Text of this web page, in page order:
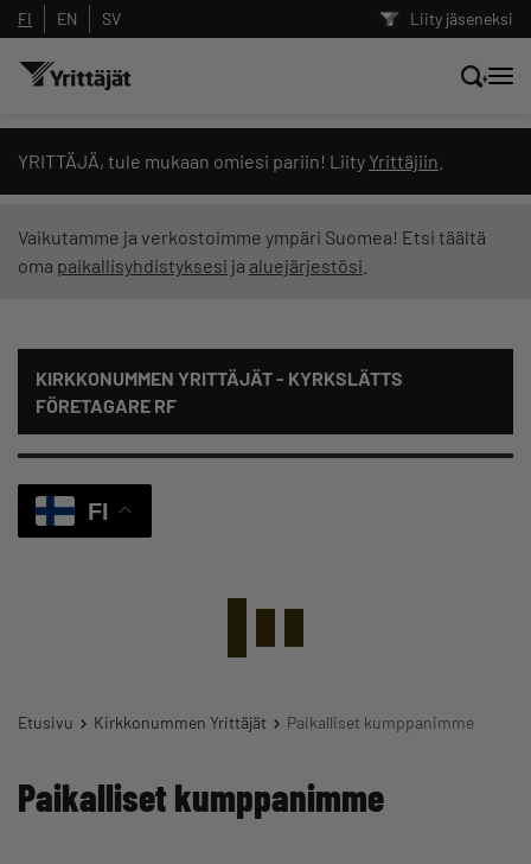
Liity jäseneksi
FI EN SV
YRITTÄJÄ, tule mukaan omiesi pariin! Liity Yrittäjiin
Vaikutamme ja verkostoimme ympäri Suomea! Etsi täältä
oma paikallisyhdistyksesi ja aluejärjestösi
KIRKKONUMMEN YRITTÄJÄT - KYRKSLÄTTS
FÖRETAGARE RF
FI
Etusivu Kirkkonummen Yrittäjät Paikalliset kumppanimme
Paikalliset kumppanimme
Hae sivustolta tai kysy suoraan
Yrittäjien tekoälyltä
Suodata hakutuloksia: näytä kaikki sisältö